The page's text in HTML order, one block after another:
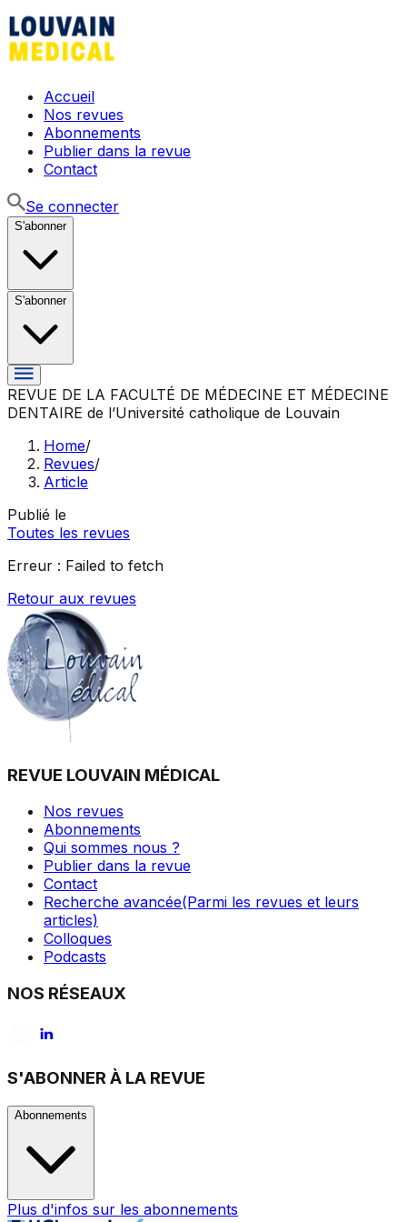
Accueil
Nos revues
Abonnements
Publier dans la revue
Contact
Se connecter
S'abonner
S'abonner
REVUE DE LA FACULTÉ DE MÉDECINE ET MÉDECINE
DENTAIRE de l’Université catholique de Louvain
Home/
Revues/
Article
Publié le
Toutes les revues
Erreur : Failed to fetch
Retour aux revues
REVUE LOUVAIN MÉDICAL
Nos revues
Abonnements
Qui sommes nous ?
Publier dans la revue
Contact
Recherche avancée(Parmi les revues et leurs
articles)
Colloques
Podcasts
NOS RÉSEAUX
S'ABONNER À LA REVUE
Abonnements
Plus d'infos sur les abonnements